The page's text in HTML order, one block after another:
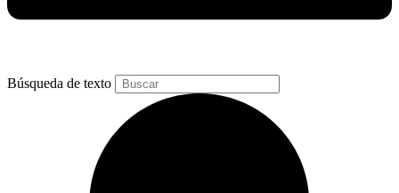
Búsqueda de texto